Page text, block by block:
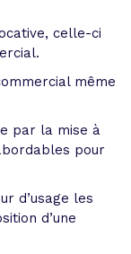
celle-ci
même
par la mise à
pour
d’usage les
d’une